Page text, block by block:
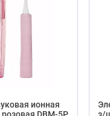
ионная